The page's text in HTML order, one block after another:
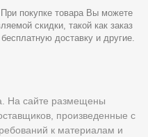
покупке товара Вы можете
скидки, такой как заказ
доставку и другие.
На сайте размещены
произведенные с
к материалам и